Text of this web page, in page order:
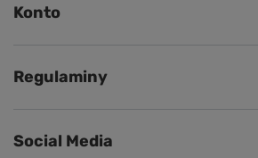
Konto
Regulaminy
Social Media